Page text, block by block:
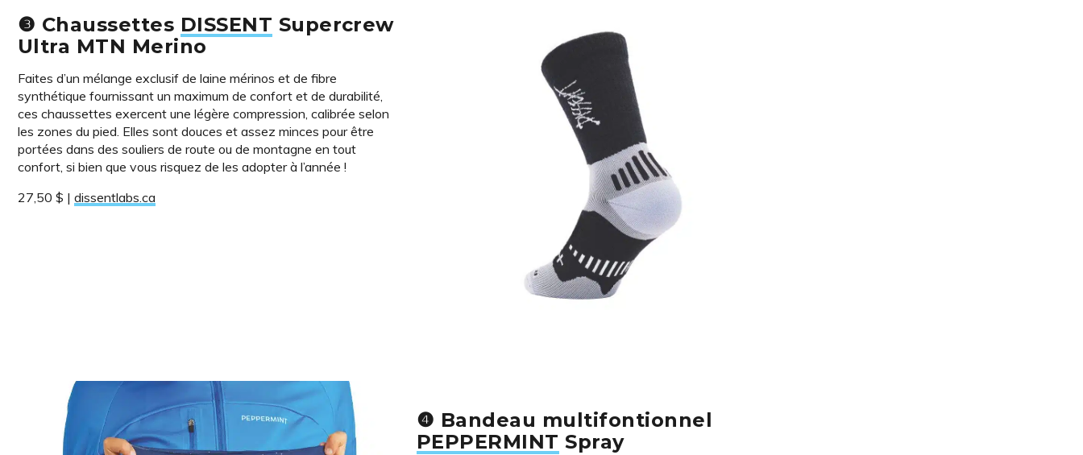
❸ Chaussettes DISSENT Supercrew
Ultra MTN Merino
Faites d’un mélange exclusif de laine mérinos et de fibre
synthétique fournissant un maximum de confort et de durabilité,
ces chaussettes exercent une légère compression, calibrée selon
les zones du pied. Elles sont douces et assez minces pour être
portées dans des souliers de route ou de montagne en tout
confort, si bien que vous risquez de les adopter à l’année !
27,50 $ | dissentlabs.ca
❹ Bandeau multifontionnel
PEPPERMINT Spray